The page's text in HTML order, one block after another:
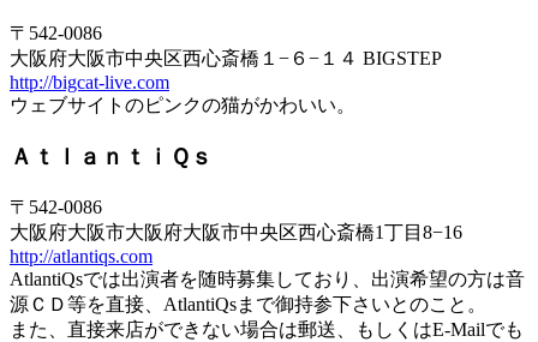
〒542-0086
大阪府大阪市中央区西心斎橋１−６−１４ BIGSTEP
http://bigcat-live.com
ウェブサイトのピンクの猫がかわいい。
ＡｔｌａｎｔｉＱｓ
〒542-0086
大阪府大阪市大阪府大阪市中央区西心斎橋1丁目8−16
http://atlantiqs.com
AtlantiQsでは出演者を随時募集しており、出演希望の方は音
源ＣＤ等を直接、AtlantiQsまで御持参下さいとのこと。
また、直接来店ができない場合は郵送、もしくはE-Mailでも